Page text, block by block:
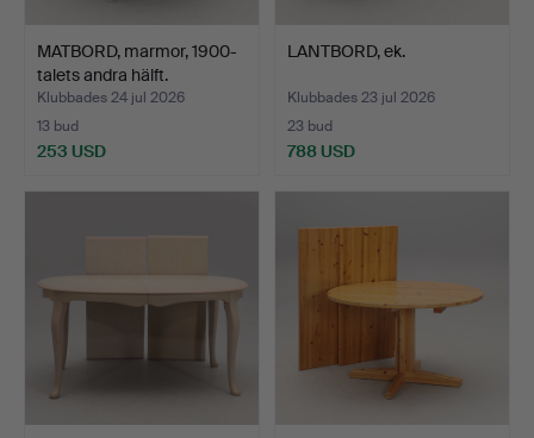
MATBORD, marmor, 1900-
talets andra hälft.
Klubbades 24 jul 2026
13 bud
253 USD
LANTBORD, ek.
Klubbades 23 jul 2026
23 bud
788 USD